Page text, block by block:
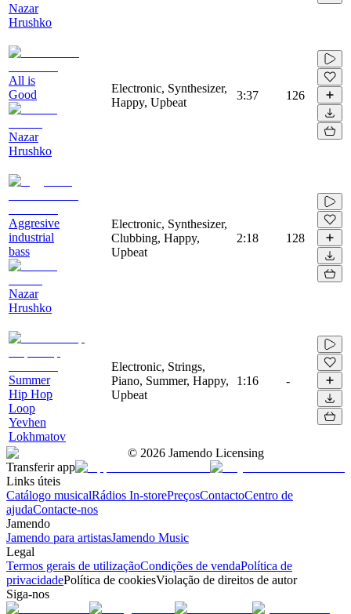
Nazar
Hrushko
All is
Good
Nazar
Hrushko
Electronic, Synthesizer,
Happy, Upbeat
3:37 126
Aggresive
industrial
bass
Nazar
Hrushko
Electronic, Synthesizer,
Clubbing, Happy,
Upbeat
2:18 128
Summer
Hip Hop
Loop
Yevhen
Lokhmatov
Electronic, Strings,
Piano, Summer, Happy,
Upbeat
1:16 -
© 2026 Jamendo Licensing
Transferir app
Links úteis
Catálogo musicalRádios In-storePreçosContactoCentro de
ajudaContacte-nos
Jamendo
Jamendo para artistasJamendo Music
Legal
Termos gerais de utilizaçãoCondições de vendaPolítica de
privacidadePolítica de cookiesViolação de direitos de autor
Siga-nos